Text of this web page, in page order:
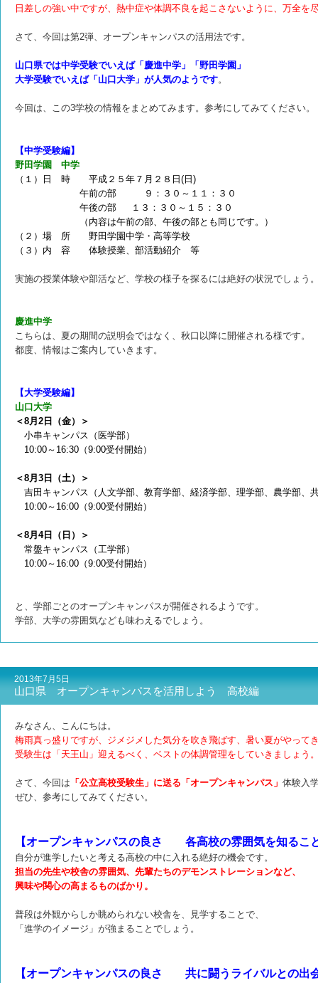
日差しの強い中ですが、熱中症や体調不良を起こさないように、万全を
さて、今回は第2弾、オープンキャンパスの活用法です。
山口県では中学受験でいえば「慶進中学」「野田学園」
大学受験でいえば「山口大学」が人気のようです。
今回は、この3学校の情報をまとめてみます。参考にしてみてください。
【中学受験編】
野田学園 中学
（１）日 時 平成２５年７月２８日(日)
午前の部 ９：３０～１１：３０
午後の部 １３：３０～１５：３０
（内容は午前の部、午後の部とも同じです。）
（２）場 所 野田学園中学・高等学校
（３）内 容 体験授業、部活動紹介 等
実施の授業体験や部活など、学校の様子を探るには絶好の状況でしょう
慶進中学
こちらは、夏の期間の説明会ではなく、秋口以降に開催される様です。
都度、情報はご案内していきます。
【大学受験編】
山口大学
＜8月2日（金）＞
小串キャンパス（医学部）
10:00～16:30（9:00受付開始）
＜8月3日（土）＞
吉田キャンパス（人文学部、教育学部、経済学部、理学部、農学部、
10:00～16:00（9:00受付開始）
＜8月4日（日）＞
常盤キャンパス（工学部）
10:00～16:00（9:00受付開始）
と、学部ごとのオープンキャンパスが開催されるようです。
学部、大学の雰囲気なども味わえるでしょう。
2013年7月5日
山口県 オープンキャンパスを活用しよう 高校編
みなさん、こんにちは。
梅雨真っ盛りですが、ジメジメした気分を吹き飛ばす、暑い夏がやって
受験生は「天王山」迎えるべく、ベストの体調管理をしていきましょう
さて、今回は 「公立高校受験生」に送る「オープンキャンパス」 体験入
ぜひ、参考にしてみてください。
【オープンキャンパスの良さ 各高校の雰囲気を知るこ
自分が進学したいと考える高校の中に入れる絶好の機会です。
担当の先生や校舎の雰囲気、先輩たちのデモンストレーションなど、
興味や関心の高まるものばかり。
普段は外観からしか眺められない校舎を、見学することで、
「進学のイメージ」が強まることでしょう。
【オープンキャンパスの良さ 共に闘うライバルとの出